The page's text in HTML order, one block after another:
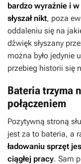
bardzo wyraźnie i
słyszał nikt, poza
oddaleniu się na
dźwięk słyszany
można było jedynie
przebieg historii się
Bateria trzyma
połączeniem
Pozytywną stroną
jest za to bateria, a
ładowaniu sprzęt
ciągłej pracy. Sam